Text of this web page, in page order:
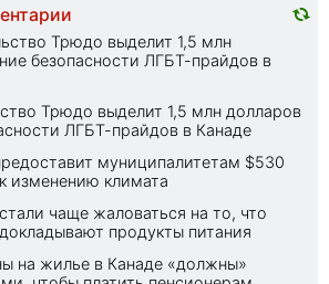
Трюдо выделит 1,5 млн
безопасности ЛГБТ-прайдов в
Трюдо выделит 1,5 млн долларов
ЛГБТ-прайдов в Канаде
муниципалитетам $530
изменению климата
чаще жаловаться на то, что
продукты питания
на жилье в Канаде «должны»